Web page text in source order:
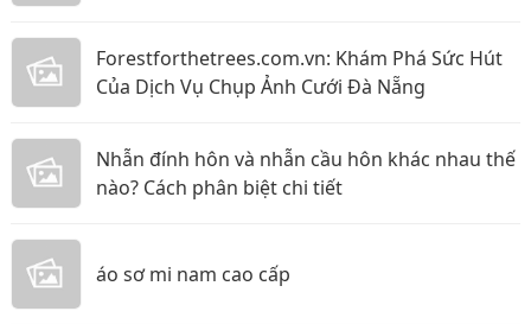
Forestforthetrees.com.vn: Khám Phá Sức Hút
Của Dịch Vụ Chụp Ảnh Cưới Đà Nẵng
Nhẫn đính hôn và nhẫn cầu hôn khác nhau thế
nào? Cách phân biệt chi tiết
áo sơ mi nam cao cấp